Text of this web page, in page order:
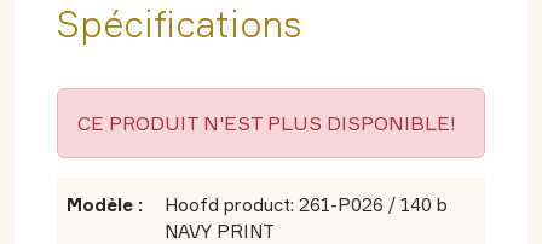
Spécifications
CE PRODUIT N'EST PLUS DISPONIBLE!
Modèle :
Hoofd product: 261-P026 / 140 b
NAVY PRINT